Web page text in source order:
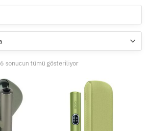
6 sonucun tümü gösteriliyor